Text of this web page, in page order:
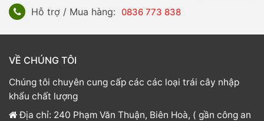
Hỗ trợ / Mua hàng: 0836 773 838
VỀ CHÚNG TÔI
Chúng tôi chuyên cung cấp các các loại trái cây nhập
khẩu chất lượng
Địa chỉ: 240 Phạm Văn Thuận, Biên Hoà, ( gần công an